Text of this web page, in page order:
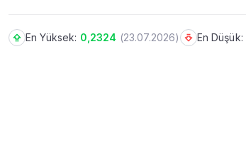
En Yüksek: 0,2324 (23.07.2026) En Düşük: